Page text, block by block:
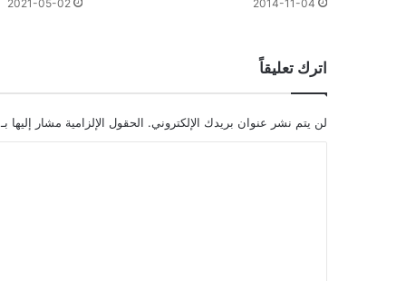
2014-11-04
2021-05-02
اترك تعليقاً
لن يتم نشر عنوان بريدك الإلكتروني. الحقول الإلزامية مشار إليها بـ